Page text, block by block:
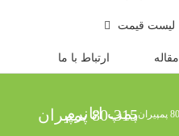
لیست قیمت
مقاله ارتباط با ما
پمپ اتانرم 315-80 پمپیران